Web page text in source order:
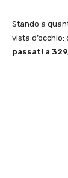
Stando a
vista d’occhio:
passati a